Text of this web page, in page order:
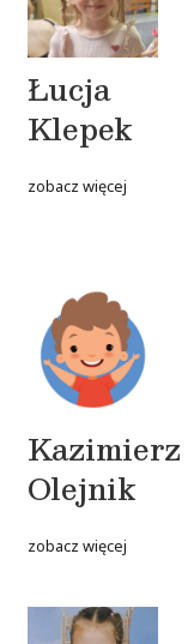
Łucja
Klepek
zobacz więcej
Kazimierz
Olejnik
zobacz więcej